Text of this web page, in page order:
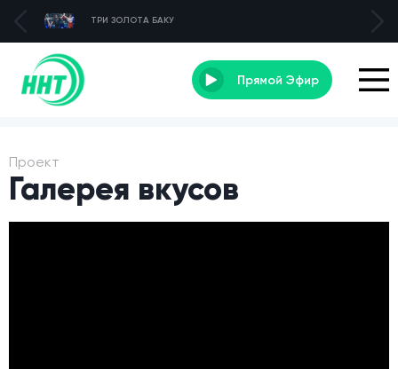
ТРИ ЗОЛОТА БАКУ
Прямой Эфир
Проект
Галерея вкусов